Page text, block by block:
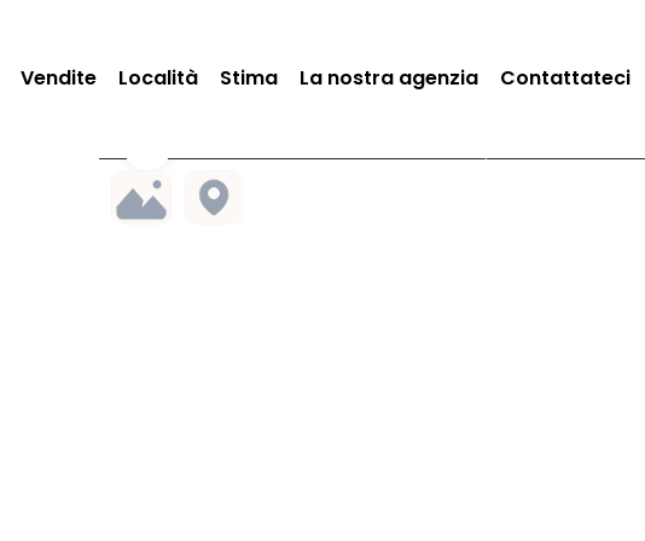
Vendite Località Stima La nostra agenzia Contattateci